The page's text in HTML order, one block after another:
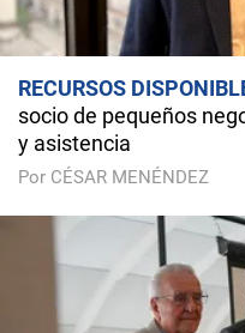
RECURSOS
socio de pequeños
y asistencia
Por CÉSAR MENÉNDEZ